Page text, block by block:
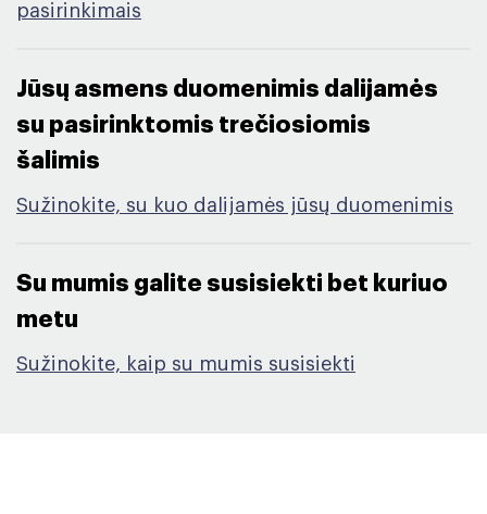
pasirinkimais
Jūsų asmens duomenimis dalijamės
su pasirinktomis trečiosiomis
šalimis​
Sužinokite, su kuo dalijamės jūsų duomenimis
Su mumis galite susisiekti bet kuriuo
metu ​
Sužinokite, kaip su mumis susisiekti